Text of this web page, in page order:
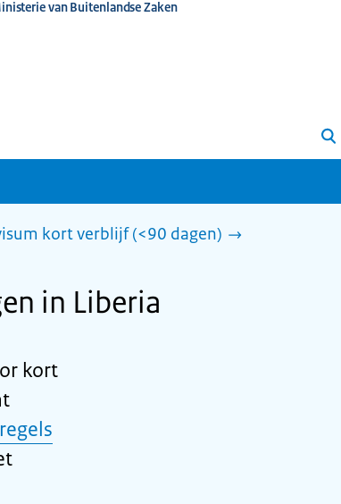
van Buitenlandse Zaken
kort verblijf (<90 dagen)
in Liberia
kort